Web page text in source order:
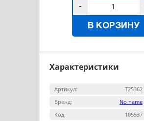
-
В КОРЗИНУ
Характеристики
Артикул:
Т25362
Бренд:
No name
Код:
105537